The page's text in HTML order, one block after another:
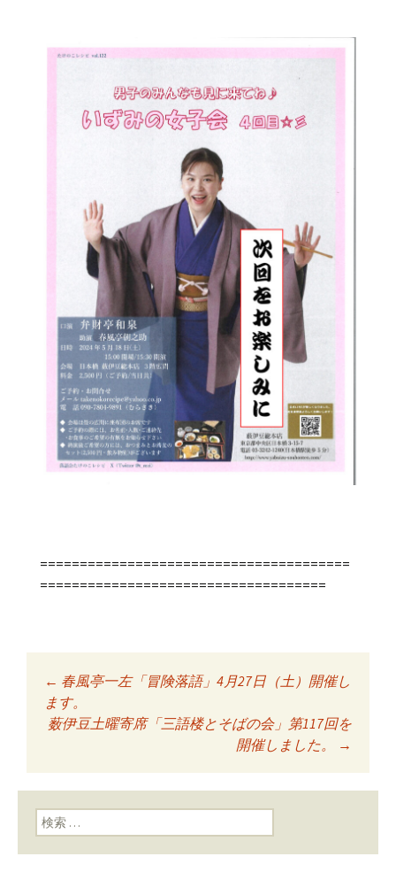
=======================================
====================================
投稿ナビゲーショ
ン
← 春風亭一左「冒険落語」4月27日（土）開催し
ます。
薮伊豆土曜寄席「三語楼とそばの会」第117回を
開催しました。
→
検索: